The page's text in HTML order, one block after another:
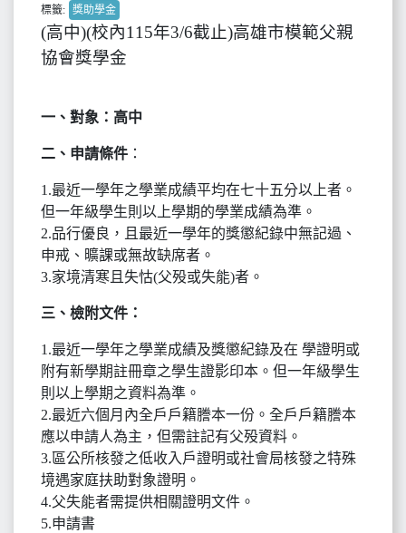
標籤: 獎助學金
(高中)(校內115年3/6截止)高雄市模範父親
協會獎學金
一、對象：高中
二、申請條件 ：
1.最近一學年之學業成績平均在七十五分以上者。
但一年級學生則以上學期的學業成績為準。
2.品行優良，且最近一學年的獎懲紀錄中無記過、
申戒、曠課或無故缺席者。
3.家境清寒且失怙(父殁或失能)者。
三、檢附文件：
1.最近一學年之學業成績及獎懲紀錄及在 學證明或
附有新學期註冊章之學生證影印本。但一年級學生
則以上學期之資料為準。
2.最近六個月內全戶戶籍謄本一份。全戶戶籍謄本
應以申請人為主，但需註記有父殁資料。
3.區公所核發之低收入戶證明或社會局核發之特殊
境遇家庭扶助對象證明。
4.父失能者需提供相關證明文件。
5.申請書